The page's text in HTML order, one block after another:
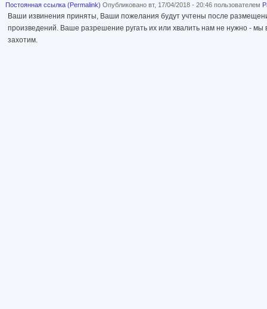
Постоянная ссылка (Permalink) Опубликовано вт, 17/04/2018 - 20:46 пользователем
Ваши извинения приняты, Ваши пожелания будут учтены после
произведений. Ваше разрешение ругать их или хвалить нам не нужно - мы
захотим.